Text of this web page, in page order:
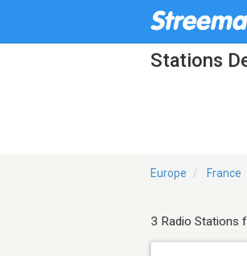
Stations
Europe France
3 Radio Stations